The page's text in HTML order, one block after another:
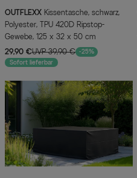
OUTFLEXX
Polyester, TPU 420D Ripstop-
Gewebe, 125 x 32 x 50 cm
29,90 €UVP 39,90 € -25%
Sofort lieferbar